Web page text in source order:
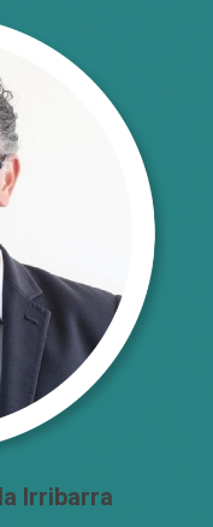
Irribarra